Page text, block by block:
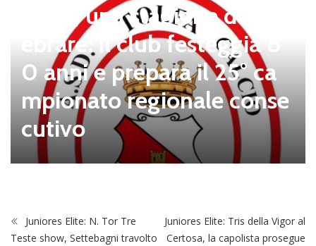
Tolfa, una stagione da cel
ebrare: il club festeggia 8
0 anni e prepara il 25° ca
mpionato regionale conse
cutivo
Juniores Elite: N. Tor Tre
Teste show, Settebagni travolto
Juniores Elite: Tris della Vigor al
Certosa, la capolista prosegue